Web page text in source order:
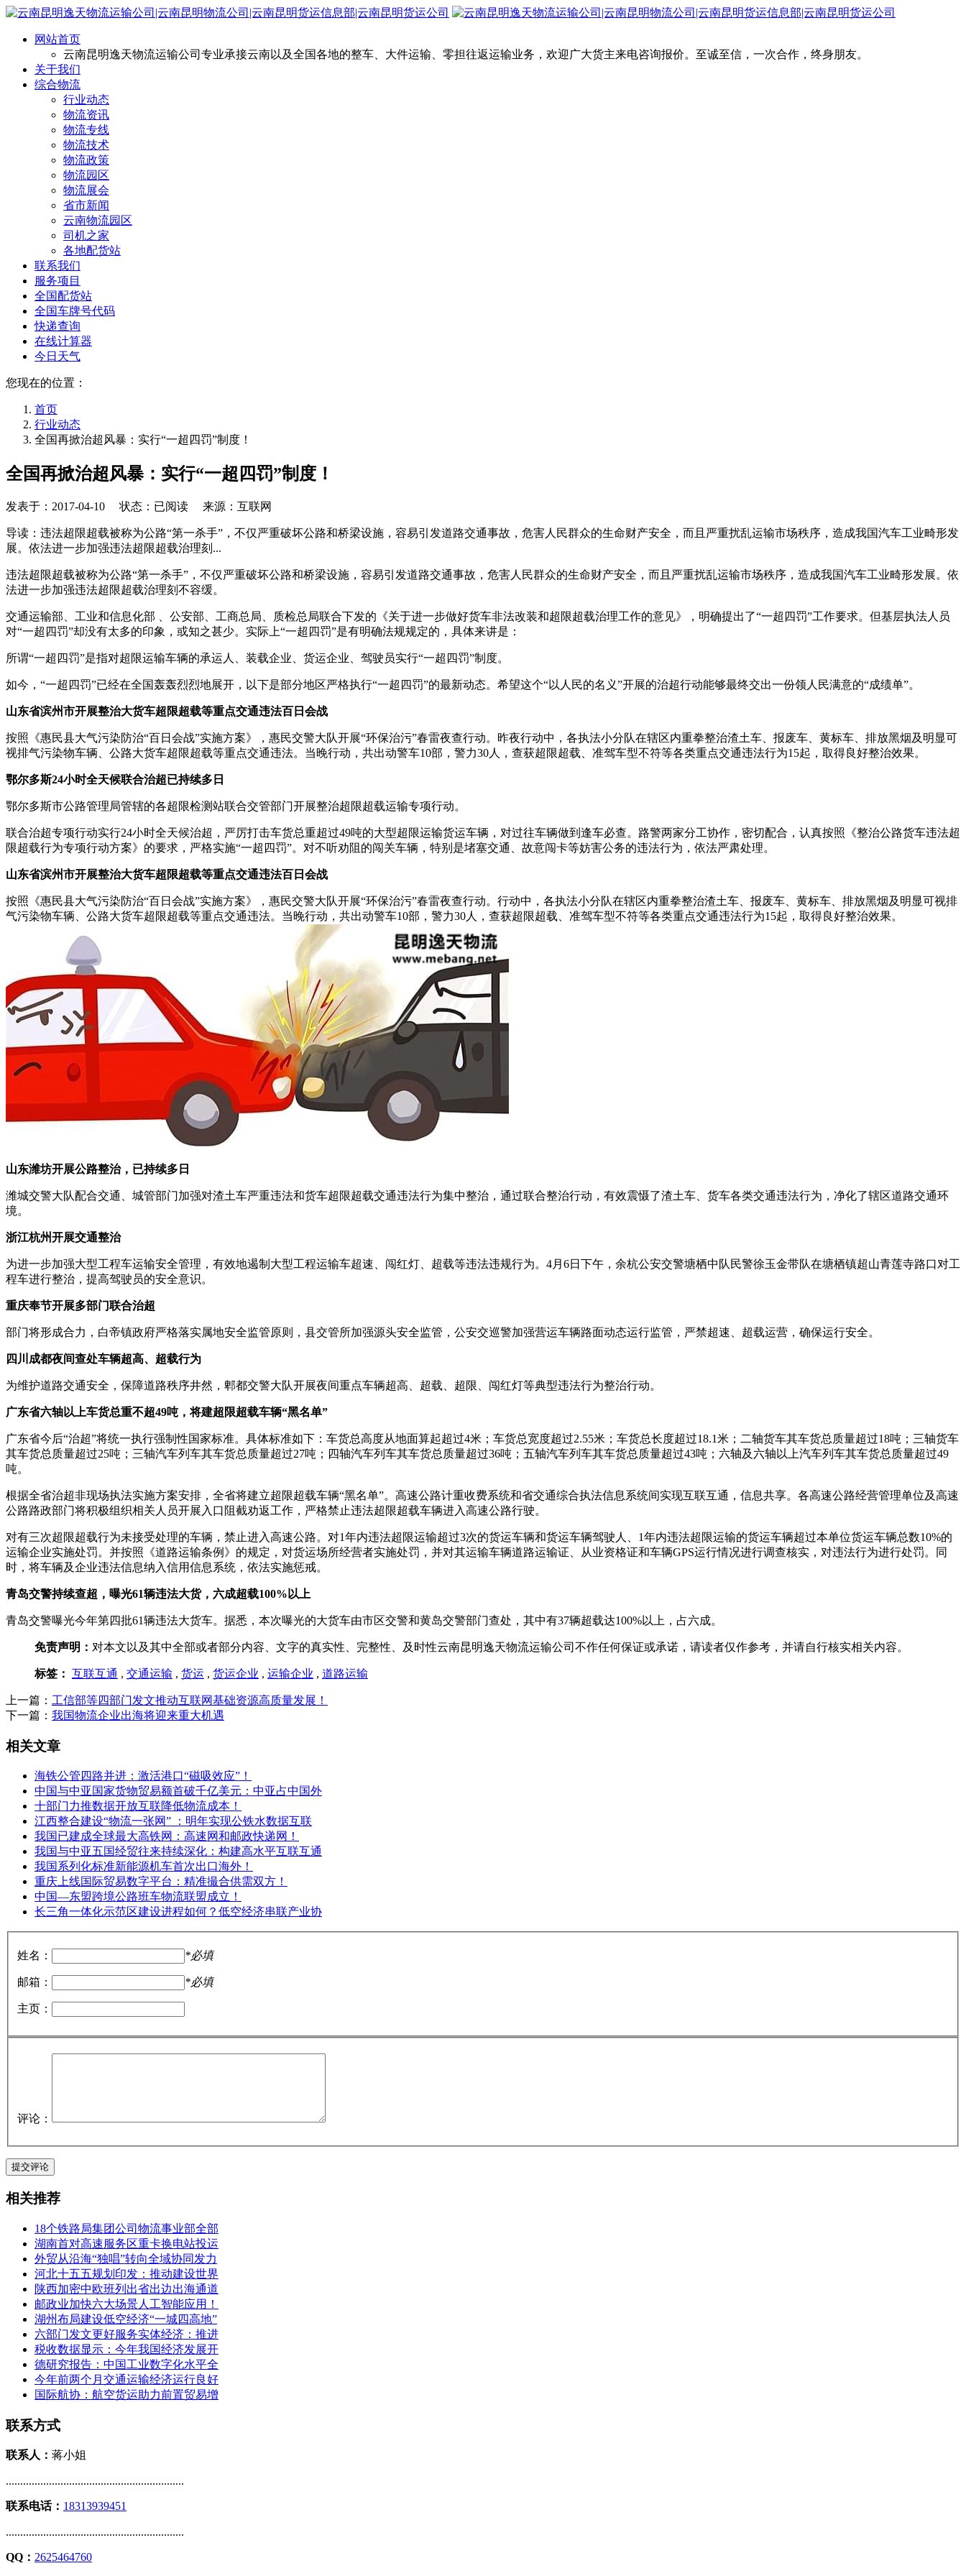
网站首页
云南昆明逸天物流运输公司专业承接云南以及全国各地的整车、大件运输、零担往返运输业务，欢迎广大货主来电咨询报价。至诚至信，一次合作，终身朋友。
关于我们
综合物流
行业动态
物流资讯
物流专线
物流技术
物流政策
物流园区
物流展会
省市新闻
云南物流园区
司机之家
各地配货站
联系我们
服务项目
全国配货站
全国车牌号代码
快递查询
在线计算器
今日天气
您现在的位置：
首页
行业动态
全国再掀治超风暴：实行“一超四罚”制度！
全国再掀治超风暴：实行“一超四罚”制度！
发表于： 2017-04-10 状态：已阅读 来源：互联网
导读：违法超限超载被称为公路“第一杀手”，不仅严重破坏公路和桥梁设施，容易引发道路交通事故，危害人民群众的生命财产安全，而且严重扰乱运输市场秩序，造成我国汽车工业畸形发
展。依法进一步加强违法超限超载治理刻...
违法超限超载被称为公路“第一杀手”，不仅严重破坏公路和桥梁设施，容易引发道路交通事故，危害人民群众的生命财产安全，而且严重扰乱运输市场秩序，造成我国汽车工业畸形发展。依
法进一步加强违法超限超载治理刻不容缓。
交通运输部、工业和信息化部 、公安部、工商总局、质检总局联合下发的《关于进一步做好货车非法改装和超限超载治理工作的意见》，明确提出了“一超四罚”工作要求。但基层执法人员
对“一超四罚”却没有太多的印象，或知之甚少。实际上“一超四罚”是有明确法规规定的，具体来讲是：
所谓“一超四罚”是指对超限运输车辆的承运人、装载企业、货运企业、驾驶员实行“一超四罚”制度。
如今，“一超四罚”已经在全国轰轰烈烈地展开，以下是部分地区严格执行“一超四罚”的最新动态。希望这个“以人民的名义”开展的治超行动能够最终交出一份领人民满意的“成绩单”。
山东省滨州市开展整治大货车超限超载等重点交通违法百日会战
按照《惠民县大气污染防治“百日会战”实施方案》，惠民交警大队开展“环保治污”春雷夜查行动。昨夜行动中，各执法小分队在辖区内重拳整治渣土车、报废车、黄标车、排放黑烟及明显可
视排气污染物车辆、公路大货车超限超载等重点交通违法。当晚行动，共出动警车10部，警力30人，查获超限超载、准驾车型不符等各类重点交通违法行为15起，取得良好整治效果。
鄂尔多斯24小时全天候联合治超已持续多日
鄂尔多斯市公路管理局管辖的各超限检测站联合交管部门开展整治超限超载运输专项行动。
联合治超专项行动实行24小时全天候治超，严厉打击车货总重超过49吨的大型超限运输货运车辆，对过往车辆做到逢车必查。路警两家分工协作，密切配合，认真按照《整治公路货车违法超
限超载行为专项行动方案》的要求，严格实施“一超四罚”。对不听劝阻的闯关车辆，特别是堵塞交通、故意闯卡等妨害公务的违法行为，依法严肃处理。
山东省滨州市开展整治大货车超限超载等重点交通违法百日会战
按照《惠民县大气污染防治“百日会战”实施方案》，惠民交警大队开展“环保治污”春雷夜查行动。行动中，各执法小分队在辖区内重拳整治渣土车、报废车、黄标车、排放黑烟及明显可视排
气污染物车辆、公路大货车超限超载等重点交通违法。当晚行动，共出动警车10部，警力30人，查获超限超载、准驾车型不符等各类重点交通违法行为15起，取得良好整治效果。
山东潍坊开展公路整治，已持续多日
潍城交警大队配合交通、城管部门加强对渣土车严重违法和货车超限超载交通违法行为集中整治，通过联合整治行动，有效震慑了渣土车、货车各类交通违法行为，净化了辖区道路交通环
境。
浙江杭州开展交通整治
为进一步加强大型工程车运输安全管理，有效地遏制大型工程运输车超速、闯红灯、超载等违法违规行为。4月6日下午，余杭公安交警塘栖中队民警徐玉金带队在塘栖镇超山青莲寺路口对工
程车进行整治，提高驾驶员的安全意识。
重庆奉节开展多部门联合治超
部门将形成合力，白帝镇政府严格落实属地安全监管原则，县交管所加强源头安全监管，公安交巡警加强营运车辆路面动态运行监管，严禁超速、超载运营，确保运行安全。
四川成都夜间查处车辆超高、超载行为
为维护道路交通安全，保障道路秩序井然，郫都交警大队开展夜间重点车辆超高、超载、超限、闯红灯等典型违法行为整治行动。
广东省六轴以上车货总重不超49吨，将建超限超载车辆“黑名单”
广东省今后“治超”将统一执行强制性国家标准。具体标准如下：车货总高度从地面算起超过4米；车货总宽度超过2.55米；车货总长度超过18.1米；二轴货车其车货总质量超过18吨；三轴货车
其车货总质量超过25吨；三轴汽车列车其车货总质量超过27吨；四轴汽车列车其车货总质量超过36吨；五轴汽车列车其车货总质量超过43吨；六轴及六轴以上汽车列车其车货总质量超过49
吨。
根据全省治超非现场执法实施方案安排，全省将建立超限超载车辆“黑名单”。高速公路计重收费系统和省交通综合执法信息系统间实现互联互通，信息共享。各高速公路经营管理单位及高速
公路路政部门将积极组织相关人员开展入口阻截劝返工作，严格禁止违法超限超载车辆进入高速公路行驶。
对有三次超限超载行为未接受处理的车辆，禁止进入高速公路。对1年内违法超限运输超过3次的货运车辆和货运车辆驾驶人、1年内违法超限运输的货运车辆超过本单位货运车辆总数10%的
运输企业实施处罚。并按照《道路运输条例》的规定，对货运场所经营者实施处罚，并对其运输车辆道路运输证、从业资格证和车辆GPS运行情况进行调查核实，对违法行为进行处罚。同
时，将车辆及企业违法信息纳入信用信息系统，依法实施惩戒。
青岛交警持续查超，曝光61辆违法大货，六成超载100%以上
青岛交警曝光今年第四批61辆违法大货车。据悉，本次曝光的大货车由市区交警和黄岛交警部门查处，其中有37辆超载达100%以上，占六成。
免责声明： 对本文以及其中全部或者部分内容、文字的真实性、完整性、及时性云南昆明逸天物流运输公司不作任何保证或承诺，请读者仅作参考，并请自行核实相关内容。
标签： 互联互通 , 交通运输 , 货运 , 货运企业 , 运输企业 , 道路运输
上一篇： 工信部等四部门发文推动互联网基础资源高质量发展！
下一篇： 我国物流企业出海将迎来重大机遇
相关文章
海铁公管四路并进：激活港口“磁吸效应”！
中国与中亚国家货物贸易额首破千亿美元：中亚占中国外
十部门力推数据开放互联降低物流成本！
江西整合建设“物流一张网” ：明年实现公铁水数据互联
我国已建成全球最大高铁网：高速网和邮政快递网！
我国与中亚五国经贸往来持续深化：构建高水平互联互通
我国系列化标准新能源机车首次出口海外！
重庆上线国际贸易数字平台：精准撮合供需双方！
中国—东盟跨境公路班车物流联盟成立！
长三角一体化示范区建设进程如何？低空经济串联产业协
姓名： *必填
邮箱： *必填
主页：
评论：
相关推荐
18个铁路局集团公司物流事业部全部
湖南首对高速服务区重卡换电站投运
外贸从沿海“独唱”转向全域协同发力
河北十五五规划印发：推动建设世界
陕西加密中欧班列出省出边出海通道
邮政业加快六大场景人工智能应用！
湖州布局建设低空经济“一城四高地”
六部门发文更好服务实体经济：推进
税收数据显示：今年我国经济发展开
德研究报告：中国工业数字化水平全
今年前两个月交通运输经济运行良好
国际航协：航空货运助力前置贸易增
联系方式
联系人： 蒋小姐
..............................................................
联系电话： 18313939451
..............................................................
QQ： 2625464760